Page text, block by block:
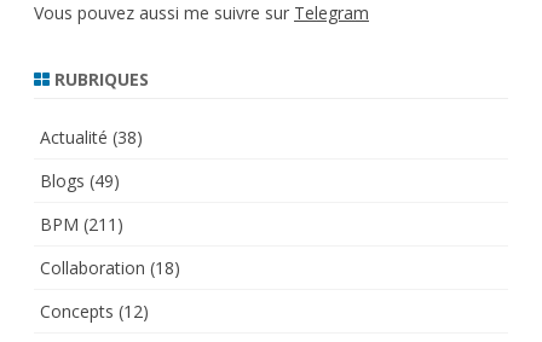
Vous pouvez aussi me suivre sur Telegram
RUBRIQUES
Actualité (38)
Blogs (49)
BPM (211)
Collaboration (18)
Concepts (12)